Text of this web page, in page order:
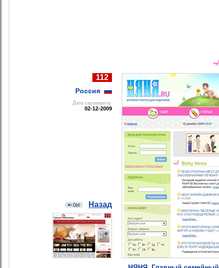
112
Россия
Дата cкриншота:
02-12-2009
Назад